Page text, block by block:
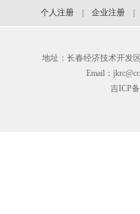
个人注册 企业注册
地址：长春经济技术开发
Email：
吉ICP